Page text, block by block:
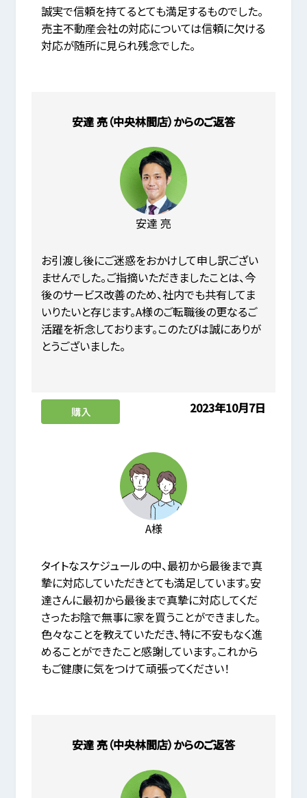
誠実で信頼を持てるとても満足するものでした。
売主不動産会社の対応については信頼に欠ける
対応が随所に見られ残念でした。
安達 亮（中央林間店）からのご返答
安達 亮
お引渡し後にご迷惑をおかけして申し訳ござい
ませんでした。ご指摘いただきましたことは、今
後のサービス改善のため、社内でも共有してま
いりたいと存じます。A様のご転職後の更なるご
活躍を祈念しております。このたびは誠にありが
とうございました。
購入 2023年10月7日
A様
タイトなスケジュールの中、最初から最後まで真
摯に対応していただきとても満足しています。安
達さんに最初から最後まで真摯に対応してくだ
さったお陰で無事に家を買うことができました。
色々なことを教えていただき、特に不安もなく進
めることができたこと感謝しています。これから
もご健康に気をつけて頑張ってください！
安達 亮（中央林間店）からのご返答